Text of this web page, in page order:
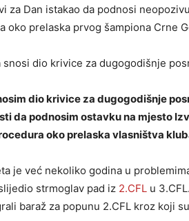
za Dan istakao da podnosi
oko prelaska prvog šampiona Crne
snosi dio krivice za dugogodišnje
dio krivice za dugogodišnje
da podnosim ostavku na mjesto
oko prelaska vlasništva
je već nekoliko godina u
strmoglav pad iz 2.CFL u
baraž za popunu 2.CFL kroz koji